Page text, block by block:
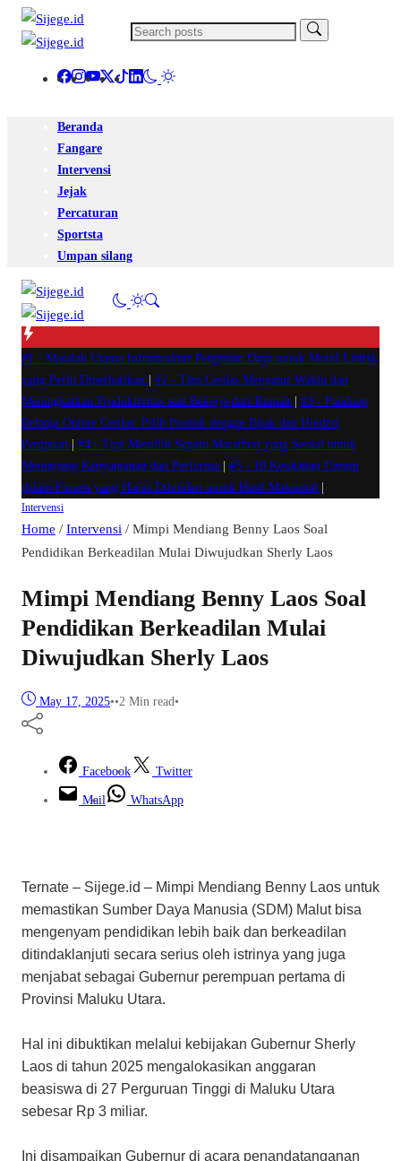
Beranda
Fangare
Intervensi
Jejak
Percaturan
Sportsta
Umpan silang
#1 - Masalah Utama Infrastruktur Pengisian Daya untuk Mobil Listrik
yang Perlu Diperhatikan
#2 - Tips Cerdas Mengatur Waktu dan
Meningkatkan Produktivitas saat Bekerja dari Rumah
#3 - Panduan
Belanja Online Cerdas: Pilih Produk dengan Bijak dan Hindari
Penipuan
#4 - Tips Memilih Sepatu Marathon yang Sesuai untuk
Menunjang Kenyamanan dan Performa
#5 - 10 Kesalahan Umum
dalam Fitness yang Harus Dihindari untuk Hasil Maksimal
Intervensi
Home / Intervensi / Mimpi Mendiang Benny Laos Soal
Pendidikan Berkeadilan Mulai Diwujudkan Sherly Laos
Mimpi Mendiang Benny Laos Soal
Pendidikan Berkeadilan Mulai
Diwujudkan Sherly Laos
May 17, 2025••2 Min read•
Facebook Twitter
Mail WhatsApp
Ternate – Sijege.id – Mimpi Mendiang Benny Laos untuk
memastikan Sumber Daya Manusia (SDM) Malut bisa
mengenyam pendidikan lebih baik dan berkeadilan
ditindaklanjuti secara serius oleh istrinya yang juga
menjabat sebagai Gubernur perempuan pertama di
Provinsi Maluku Utara.
Hal ini dibuktikan melalui kebijakan Gubernur Sherly
Laos di tahun 2025 mengalokasikan anggaran
beasiswa di 27 Perguruan Tinggi di Maluku Utara
sebesar Rp 3 miliar.
Ini disampaikan Gubernur di acara penandatanganan